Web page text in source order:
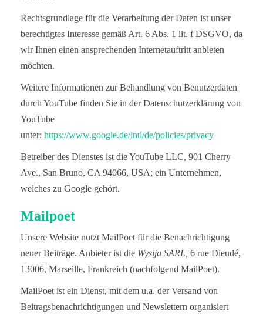
Rechtsgrundlage für die Verarbeitung der Daten ist unser
berechtigtes Interesse gemäß Art. 6 Abs. 1 lit. f DSGVO, da
wir Ihnen einen ansprechenden Internetauftritt anbieten
möchten.
Weitere Informationen zur Behandlung von Benutzerdaten
durch YouTube finden Sie in der Datenschutzerklärung von
YouTube
unter: https://www.google.de/intl/de/policies/privacy
Betreiber des Dienstes ist die YouTube LLC, 901 Cherry
Ave., San Bruno, CA 94066, USA; ein Unternehmen,
welches zu Google gehört.
Mailpoet
Unsere Website nutzt MailPoet für die Benachrichtigung
neuer Beiträge. Anbieter ist die Wysija SARL, 6 rue Dieudé,
13006, Marseille, Frankreich (nachfolgend MailPoet).
MailPoet ist ein Dienst, mit dem u.a. der Versand von
Beitragsbenachrichtigungen und Newslettern organisiert